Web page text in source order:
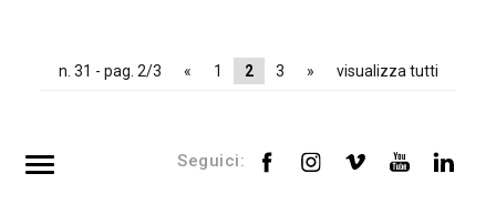
n. 31 - pag. 2/3 « 1 2 3 » visualizza tutti
Seguici: